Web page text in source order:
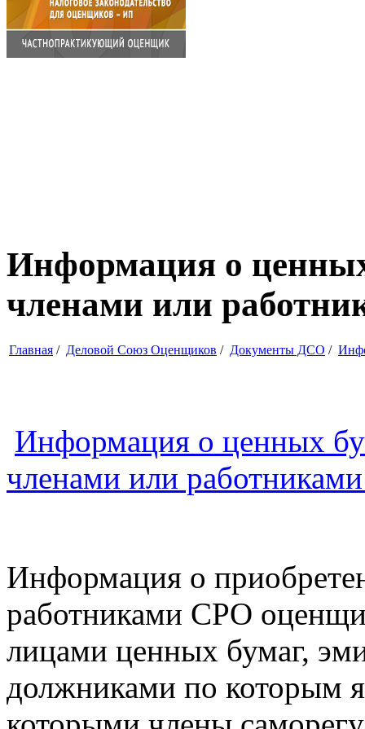
Информация о
членами или
Главная / Деловой Союз Оценщиков / Документы ДСО /
Информация о ценных
членами или
Информация о
работниками СРО
лицами ценных бумаг,
должниками по которым